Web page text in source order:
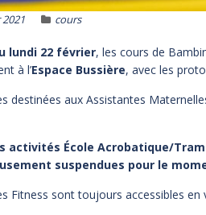
cours
lundi 22 février, les cours de
à l’Espace Bussière, avec les
destinées aux Assistantes
activités École Acrobatique/
suspendues pour le
Fitness sont toujours accessibles en